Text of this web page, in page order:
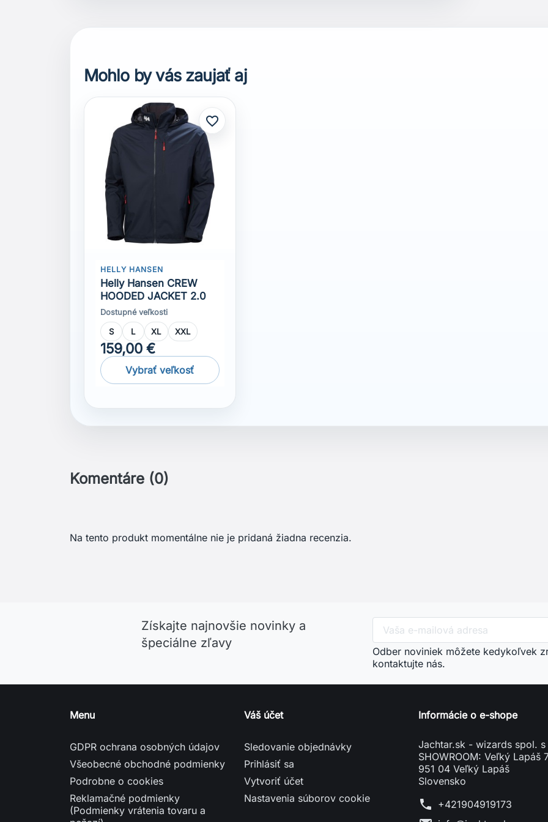
S L XL XXL
159,00 €
Vybrať veľkosť
Komentáre (0)
Na tento produkt momentálne nie je pridaná žiadna recenzia.
Získajte najnovšie novinky a
Podrobne o cookies
jachtárske oblečenie
Helly Hansen: značka, ktorej
dôverujú jachtári na celom svete
Mapa stránky
Vytvoriť účet